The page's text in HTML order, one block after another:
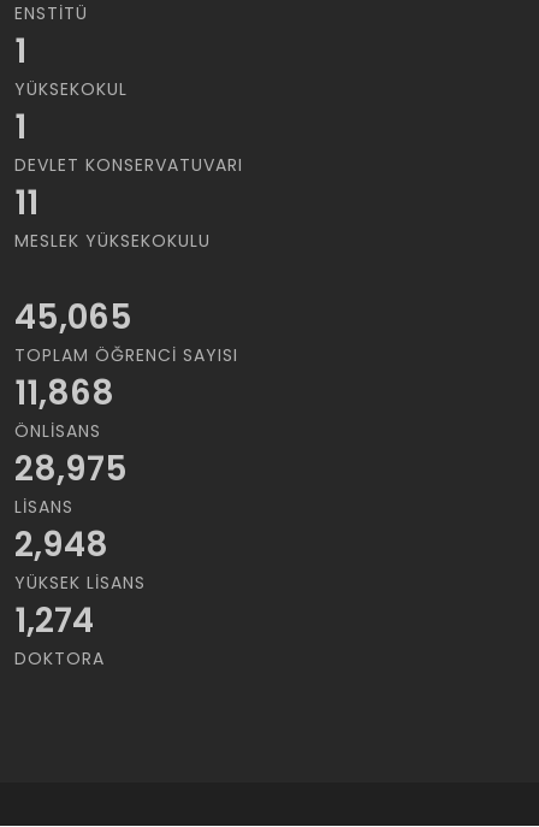
ENSTITÜ
1
YÜKSEKOKUL
1
DEVLET KONSERVATUVARI
11
MESLEK YÜKSEKOKULU
45,065
TOPLAM ÖĞRENCI SAYISI
11,868
ÖNLISANS
28,975
LISANS
2,948
YÜKSEK LISANS
1,274
DOKTORA